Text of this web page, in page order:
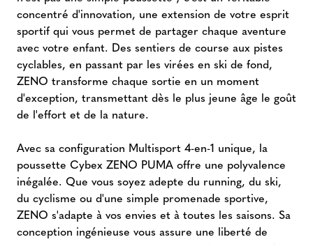
concentré d'innovation, une extension de votre esprit
sportif qui vous permet de partager chaque aventure
avec votre enfant. Des sentiers de course aux pistes
cyclables, en passant par les virées en ski de fond,
ZENO transforme chaque sortie en un moment
d'exception, transmettant dès le plus jeune âge le goût
de l'effort et de la nature.
Avec sa configuration Multisport 4-en-1 unique, la
poussette Cybex ZENO PUMA offre une polyvalence
inégalée. Que vous soyez adepte du running, du ski,
du cyclisme ou d'une simple promenade sportive,
ZENO s'adapte à vos envies et à toutes les saisons. Sa
conception ingénieuse vous assure une liberté de